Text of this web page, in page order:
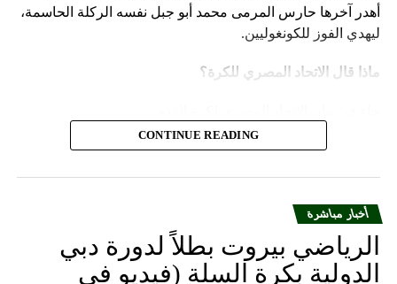
أهدر آخرها حارس المرمى محمد أبو جبل نفسه الركلة الحاسمة،
ليهدي الفوز للكونغوليين.
ماذا قال الاتحاد المصري للكرة؟
يتقدم الاتحاد المصري لكرة القدم بالاعتذار إلى الجماهير
المصرية العظيمة، على ما قدمه المنتخب الوطني لكرة
طموح الجماهير المصرية وأهداف مجلس إدارة الاتحاد
المصري لكرة القدم، الذي قام بالدور المنوط به من تلبية
CONTINUE READING
أخبار مباشرة
الرياضي بيروت بطلاً لدورة دبي
الدولية بكرة السلة (فيديو في